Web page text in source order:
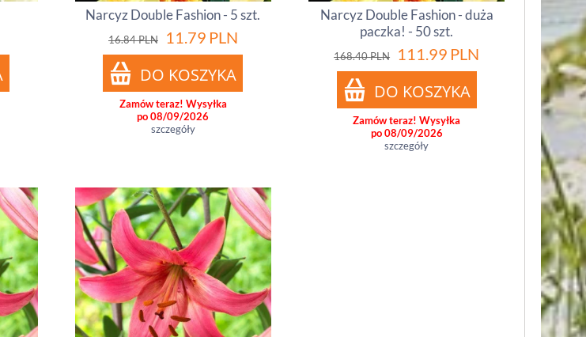
Narcyz Double Fashion - 5 szt.
16.84PLN 11.79 PLN
Zamów teraz! Wysyłka
po 08/09/2026
szczegóły
Narcyz Double Fashion - duża
paczka! - 50 szt.
168.40PLN 111.99 PLN
Zamów teraz! Wysyłka
po 08/09/2026
szczegóły